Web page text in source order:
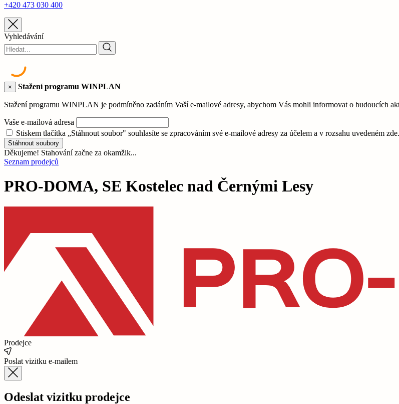
+420 473 030 400
Vyhledávání
× Stažení programu WINPLAN
Stažení programu WINPLAN je podmíněno zadáním Vaší e-mailové adresy, abychom Vás mohli informovat o budoucích
Vaše e-mailová adresa
Stiskem tlačítka „Stáhnout soubor" souhlasíte se zpracováním své e-mailové adresy za účelem a v rozsahu uvedeném zde.
Stáhnout soubory
Děkujeme! Stahování začne za okamžik...
Seznam prodejců
PRO-DOMA, SE Kostelec nad Černými Lesy
Prodejce
Poslat vizitku e-mailem
Odeslat vizitku prodejce